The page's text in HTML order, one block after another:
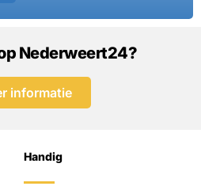
Nederweert24?
informatie
Handig